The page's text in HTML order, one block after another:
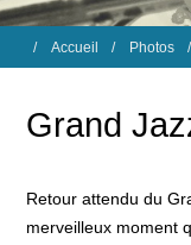
Accueil Photos
Grand
Retour attendu du
merveilleux moment